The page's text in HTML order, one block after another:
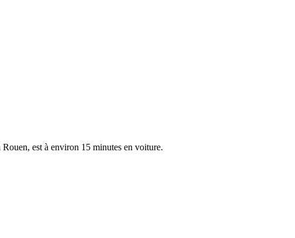
est à environ 15 minutes en voiture.